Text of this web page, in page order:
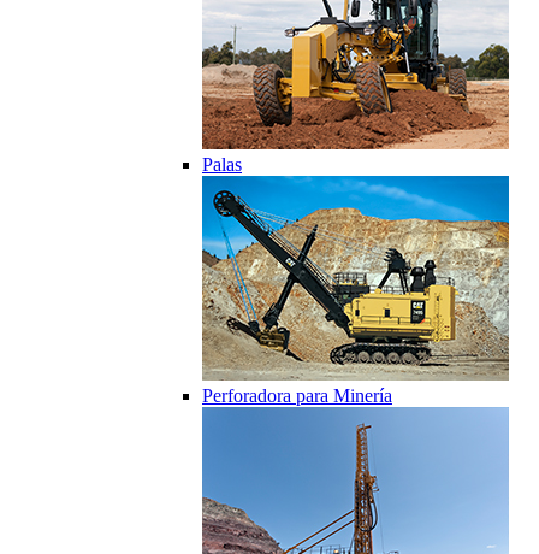
Palas
Perforadora para Minería